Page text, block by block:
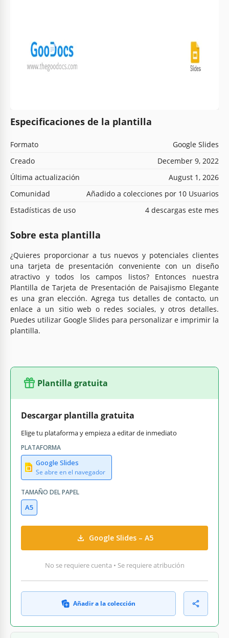
Especificaciones de la plantilla
Formato
Google Slides
Creado
December 9, 2022
Última actualización
August 1, 2026
Comunidad
Añadido a colecciones por 10 Usuarios
Estadísticas de uso
4 descargas este mes
Sobre esta plantilla
¿Quieres proporcionar a tus nuevos y potenciales clientes
una tarjeta de presentación conveniente con un diseño
atractivo y todos los campos listos? Entonces nuestra
Plantilla de Tarjeta de Presentación de Paisajismo Elegante
es una gran elección. Agrega tus detalles de contacto, un
enlace a un sitio web o redes sociales, y otros detalles.
Puedes utilizar Google Slides para personalizar e imprimir la
plantilla.
Plantilla gratuita
Descargar plantilla gratuita
Elige tu plataforma y empieza a editar de inmediato
PLATAFORMA
Google Slides
Se abre en el navegador
TAMAÑO DEL PAPEL
A5
Google Slides – A5
No se requiere cuenta • Se requiere atribución
Añadir a la colección